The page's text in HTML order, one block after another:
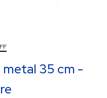
metal 35 cm -